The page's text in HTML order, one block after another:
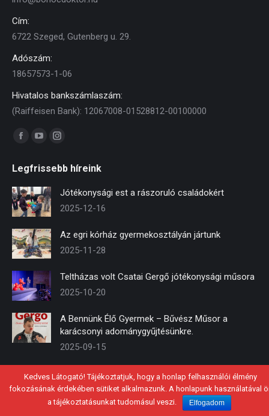
Cím:
6722 Szeged, Gutenberg u. 29.
Adószám:
18657573-1-06
Hivatalos bankszámlaszám:
(Raiffeisen Bank): 12067008-01528812-00100000
Find us on:
Facebook
opens
in
new
YouTube
opens
in
new
Instagram
opens
new
Legfrissebb híreink
Jótékonysági est a rászoruló családokért
2025-12-16
Az egri kórház gyermekosztályán jártunk
2025-11-28
Teltházas volt Csatai Gergő jótékonysági műsora
2025-10-20
A Bennünk Élő Gyermek – Bűvész Műsor a
karácsonyi adománygyűjtésünkre.
2025-09-15
© 2021 - Mosolykommandó Közhasznú Alapítvány
Kedves Látogató! Tájékoztatjuk, hogy a honlap felhasználói élmény
fokozásának érdekében sütiket alkalmazunk. A honlapunk használatával
a tájékoztatásunkat tudomásul veszi.
Elfogadom